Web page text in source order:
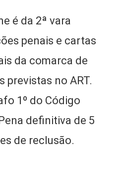
é da 2ª vara
penais e cartas
da comarca de
previstas no ART.
1º do Código
definitiva de 5
de reclusão.